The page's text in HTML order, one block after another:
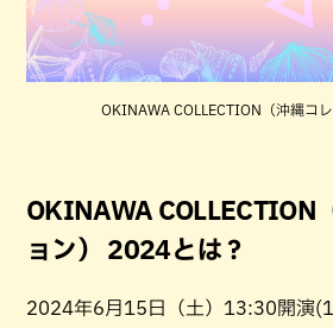
OKINAWA COLLECTION（沖縄コ
OKINAWA COLLECTION
ョン） 2024とは？
2024年6月15日（土）13:30開演